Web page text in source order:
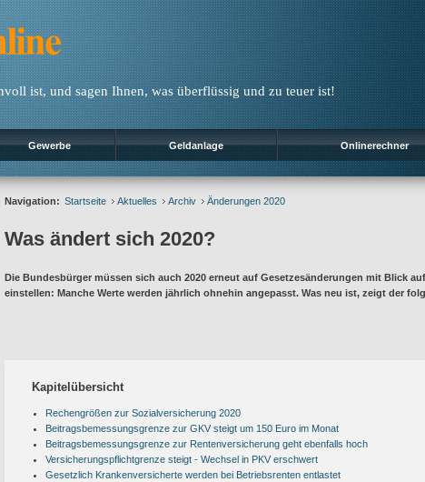
ist, und sagen Ihnen, was überflüssig und zu teuer ist!
Gewerbe Geldanlage Onlinerechner
Navigation: Startseite Aktuelles Archiv Änderungen 2020
Was ändert sich 2020?
Die Bundesbürger müssen sich auch 2020 erneut auf Gesetzesänderungen mit Blick
einstellen: Manche Werte werden jährlich ohnehin angepasst. Was neu ist, zeigt der
Kapitelübersicht
Rechengrößen zur Sozialversicherung 2020
Beitragsbemessungsgrenze zur GKV steigt um 150 Euro im Monat
Beitragsbemessungsgrenze zur Rentenversicherung geht ebenfalls hoch
Versicherungspflichtgrenze steigt - Wechsel in PKV erschwert
Gesetzlich Krankenversicherte werden bei Betriebsrenten entlastet